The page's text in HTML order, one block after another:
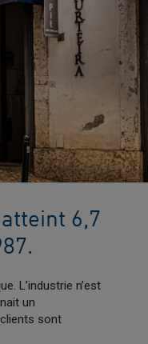
6,7
L’industrie n’est
un
sont